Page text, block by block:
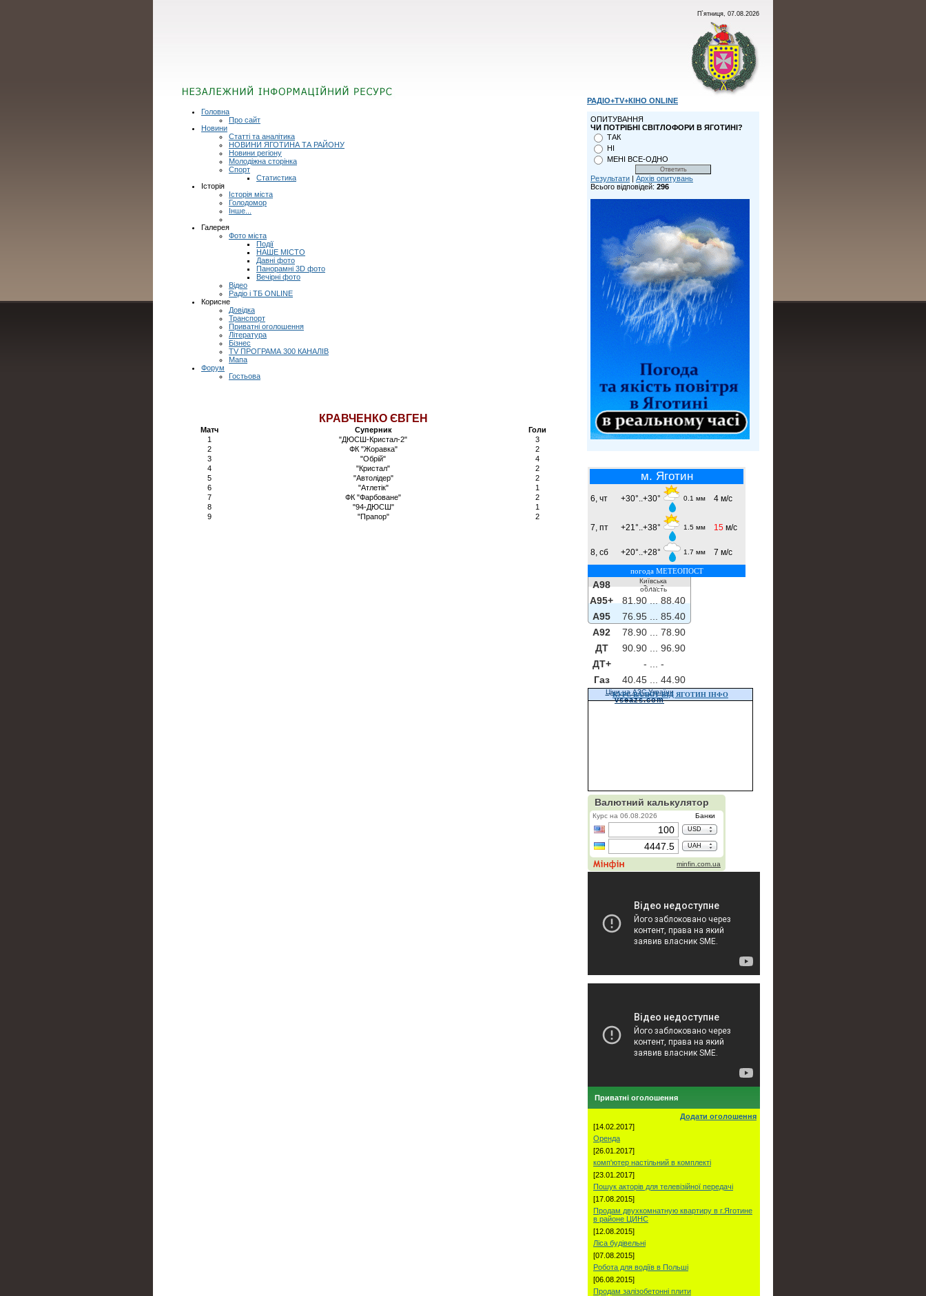
П`ятниця, 07.08.2026
Головна
Про сайт
Новини
Статті та аналітика
НОВИНИ ЯГОТИНА ТА РАЙОНУ
Новини регіону
Молодіжна сторінка
Спорт
Статистика
Історія
Історія міста
Голодомор
Інше...
Галерея
Фото міста
Події
НАШЕ МІСТО
Давні фото
Панорамні 3D фото
Вечірні фото
Відео
Радіо і ТБ ONLINE
Корисне
Довідка
Транспорт
Приватні оголошення
Література
Бізнес
TV ПРОГРАМА 300 КАНАЛІВ
Мапа
Форум
Гостьова
КРАВЧЕНКО ЄВГЕН
Матч Суперник
Голи
1
"ДЮСШ-Кристал-2"
3
2
ФК "Жоравка"
2
3
"Обрій"
4
4
"Кристал"
2
5
"Автолідер"
2
6
"Атлетік"
1
7
ФК "Фарбоване"
2
8
"94-ДЮСШ"
1
9
"Прапор" 2
РАДІО+TV+КІНО ONLINE
ОПИТУВАННЯ
ЧИ ПОТРІБНІ СВІТЛОФОРИ В ЯГОТИНІ?
ТАК
НІ
МЕНІ ВСЕ-ОДНО
Результати | Архів опитувань
Всього відповідей: 296
м. Яготин
6, чт +30°..+30° 0.1 мм 4 м/с
7, пт +21°..+38° 1.5 мм 15 м/с
8, сб +20°..+28° 1.7 мм 7 м/с
погода МЕТЕОПОСТ
Київська
область
A98 - ...-
A95+
81.90 ...
88.40
A95
76.95 ...
85.40
A92
78.90 ...
78.90
ДТ
90.90 ...
96.90
ДТ+
- ...
-
Газ
40.45 ... 44.90
Ціни на АЗС України
vseazs.com
КУРС ВАЛЮТ ВІД ЯГОТИН ІНФО
Приватні оголошення
Додати оголошення
[14.02.2017]
Оренда
[26.01.2017]
комп'ютер настільний в комплекті
[23.01.2017]
Пошук акторів для телевізійної передачі
[17.08.2015]
Продам двухкомнатную квартиру в г.Яготине
в районе ЦИНС
[12.08.2015]
Ліса будівельні
[07.08.2015]
Робота для водіїв в Польші
[06.08.2015]
Продам залізобетонні плити